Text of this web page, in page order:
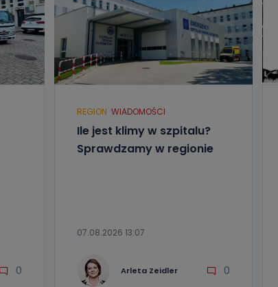
0
REGION WIADOMOŚCI
Ile jest klimy w szpitalu?
Sprawdzamy w regionie
07.08.2026 13:07
Arleta Zeidler 0